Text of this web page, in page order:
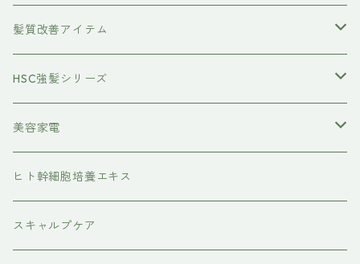
養毛剤
フェイスケア
髪質改善アイテム
トステアケア
レブリン酸ケア
水素トリートメント
プレックスケア
HSC強髪シリーズ
アイラッシュ
美容家電
ヘアアイロン
マグネット
ドライヤー
ヒト幹細胞培養エキス
スキャルプケア